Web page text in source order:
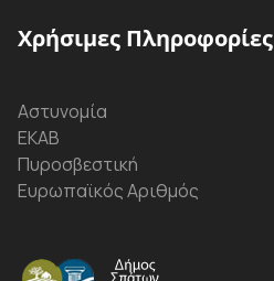
Χρήσιμες Πληροφορίες
Αστυνομία
ΕΚΑΒ
Πυροσβεστική
Ευρωπαϊκός Αριθμός